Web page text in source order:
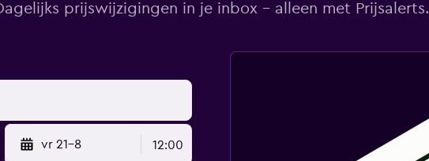
prijswijzigingen in je inbox - alleen met Prijsalerts.
vr 21-8 12:00